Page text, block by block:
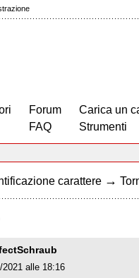
Forum
FAQ
Carica un
Strumenti
carattere →
2021 alle 18:16